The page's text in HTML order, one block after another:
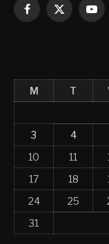
Facebook
X
M
T
3
4
10
11
17
18
24
25
31